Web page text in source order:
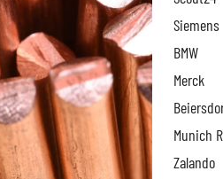
Siemens
BMW
Merck
Munich
Zalando